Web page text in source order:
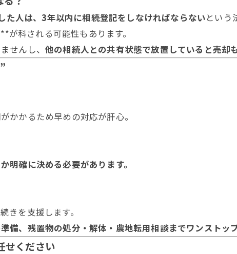
た人は、3年以内に相続登記をしなければならないという
科される可能性もあります。
せんし、 他の相続人との共有状態で放置していると売却
かるため早めの対応が肝心。
明確に決める必要があります。
きを支援します。
備、残置物の処分・解体・農地転用相談までワンストッ
せください